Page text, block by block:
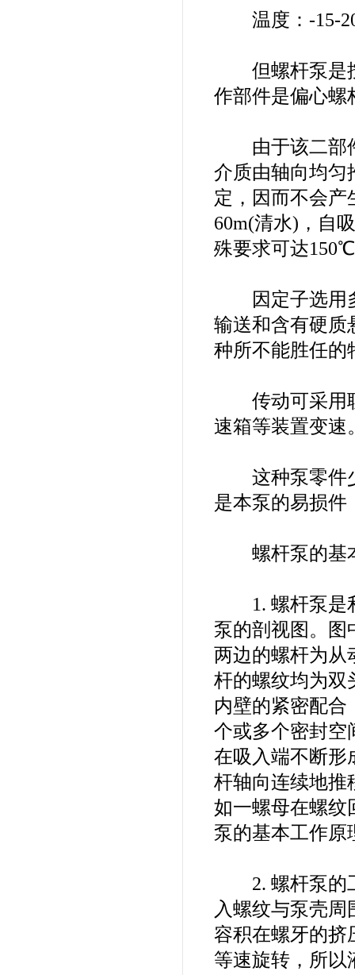
温度：-15-
但螺杆泵是按
作部件是偏心螺
由于该二部件
介质由轴向均匀
定，因而不会产
60m(清水)，自
殊要求可达
因定子选用多
输送和含有硬质
种所不能胜任的
传动可采用联
速箱等装置变速
这种泵零件少
是本泵的易损件
螺杆泵的基
1. 螺杆泵是利
泵的剖视图。图
两边的螺杆为从
杆的螺纹均为双
内壁的紧密配
个或多个密封空
在吸入端不断形
杆轴向连续地推
如一螺母在螺纹
泵的基本工作原
2. 螺杆泵的工
入螺纹与泵壳
容积在螺牙的挤
等速旋转，所以